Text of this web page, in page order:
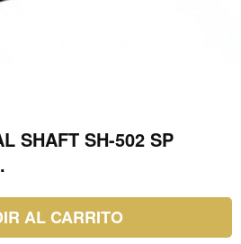
SHAFT SH-502 SP
AL CARRITO